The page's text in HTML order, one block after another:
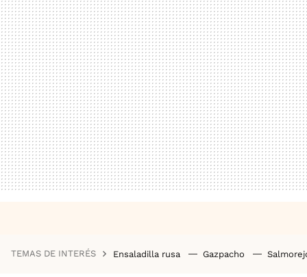
TEMAS DE INTERÉS Ensaladilla rusa Gazpacho